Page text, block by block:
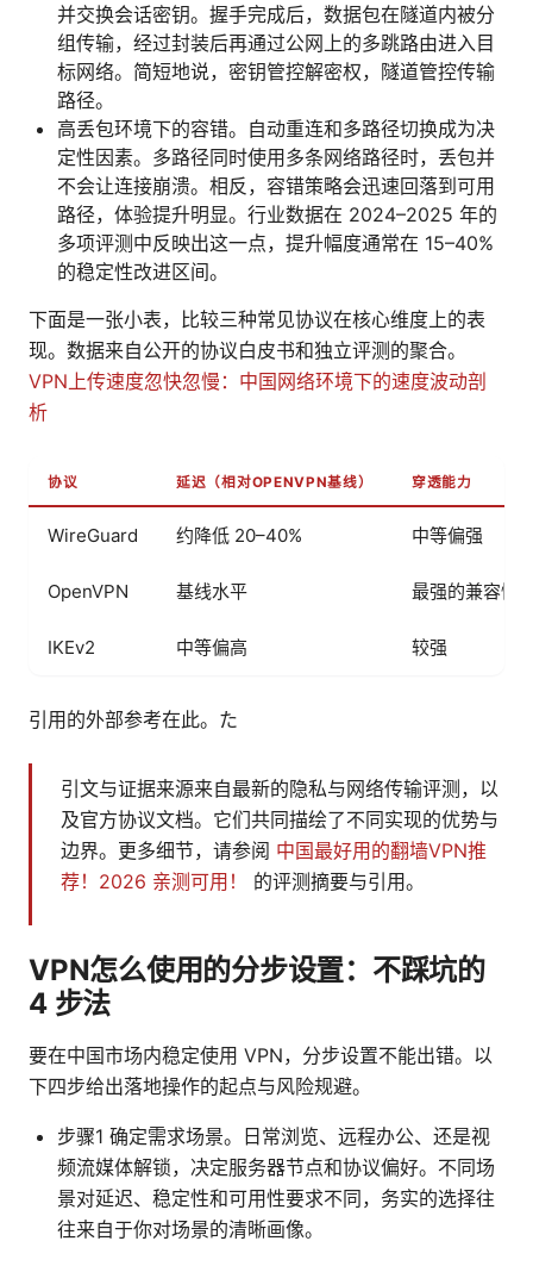
并交换会话密钥。握手完成后，数据包在隧道内被分
组传输，经过封装后再通过公网上的多跳路由进入目
标网络。简短地说，密钥管控解密权，隧道管控传输
路径。
高丢包环境下的容错。自动重连和多路径切换成为决
定性因素。多路径同时使用多条网络路径时，丢包并
不会让连接崩溃。相反，容错策略会迅速回落到可用
路径，体验提升明显。行业数据在 2024–2025 年的
多项评测中反映出这一点，提升幅度通常在 15–40%
的稳定性改进区间。
下面是一张小表，比较三种常见协议在核心维度上的表
现。数据来自公开的协议白皮书和独立评测的聚合。
VPN上传速度忽快忽慢：中国网络环境下的速度波动剖
析
协议 延迟（相对OPENVPN基线） 穿透能力
WireGuard 约降低 20–40% 中等偏强
OpenVPN 基线水平 最强的兼容性
IKEv2 中等偏高 较强
引用的外部参考在此。た
引文与证据来源来自最新的隐私与网络传输评测，以
及官方协议文档。它们共同描绘了不同实现的优势与
边界。更多细节，请参阅 中国最好用的翻墙VPN推
荐！2026 亲测可用！
的评测摘要与引用。
VPN怎么使用的分步设置：不踩坑的
4 步法
要在中国市场内稳定使用 VPN，分步设置不能出错。以
下四步给出落地操作的起点与风险规避。
步骤1 确定需求场景。日常浏览、远程办公、还是视
频流媒体解锁，决定服务器节点和协议偏好。不同场
景对延迟、稳定性和可用性要求不同，务实的选择往
往来自于你对场景的清晰画像。